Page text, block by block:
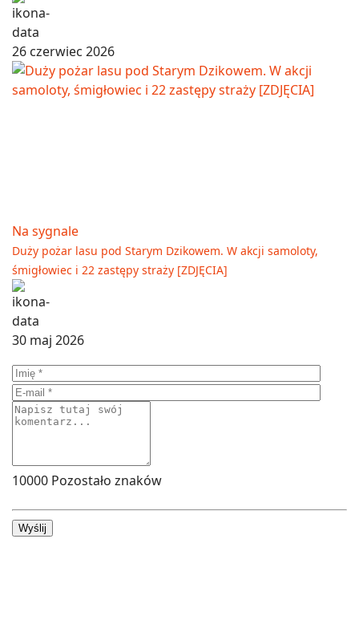
26 czerwiec 2026
Na sygnale
Duży pożar lasu pod Starym Dzikowem. W akcji samoloty,
śmigłowiec i 22 zastępy straży [ZDJĘCIA]
30 maj 2026
10000 Pozostało znaków
Wyślij